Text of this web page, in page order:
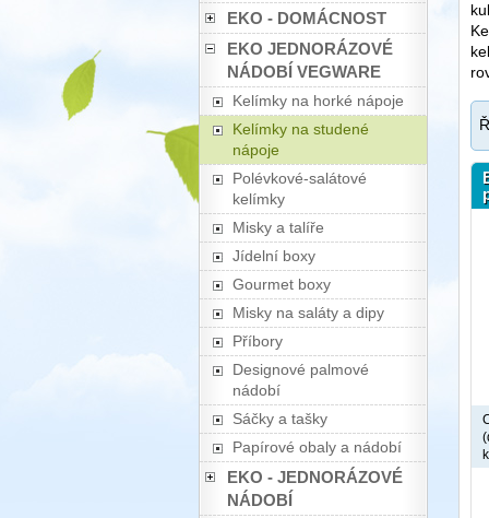
EKO - DOMÁCNOST
EKO JEDNORÁZOVÉ
NÁDOBÍ VEGWARE
Kelímky na horké nápoje
Kelímky na studené
nápoje
Polévkové-salátové
kelímky
Misky a talíře
Jídelní boxy
Gourmet boxy
Misky na saláty a dipy
Příbory
Designové palmové
nádobí
Sáčky a tašky
Papírové obaly a nádobí
EKO - JEDNORÁZOVÉ
NÁDOBÍ